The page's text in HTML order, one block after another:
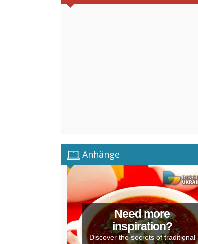
Anhänge
Need more
inspiration?
Discover the secrets of traditional